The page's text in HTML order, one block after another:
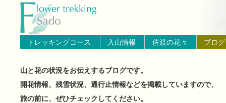
ブログ（佐渡島の山と花の状
トレッキングコース 入山情報 佐渡の花々 ブログ
山と花の状況をお伝えするブログです。
開花情報、残雪状況、通行止情報などを掲載していますので、
旅の前に、ぜひチェックしてください。
トップページへ戻る